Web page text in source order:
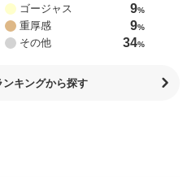
ゴージャス 9%
重厚感 9%
その他 34%
ンキングから探す